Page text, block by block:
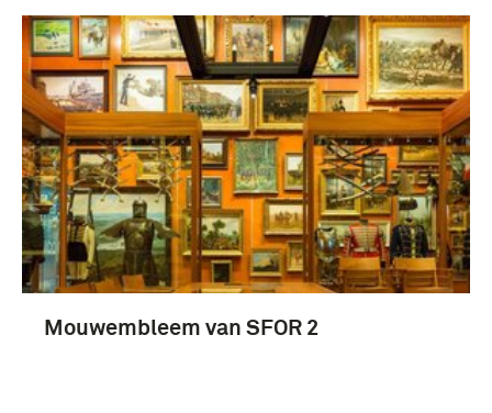
Fotografisch materiaal (26)
uniformen (21)
Gebruiksgrafiek (17)
boek (11)
Meer
Mouwembleem van SFOR 2